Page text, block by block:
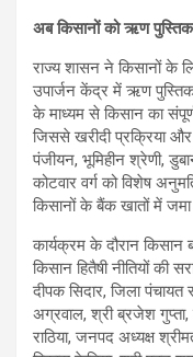
अब किसानों को ऋण
राज्य शासन ने किसानों के
उपार्जन केंद्र में ऋण
के माध्यम से किसान का
जिससे खरीदी प्रक्रिया और
पंजीयन, भूमिहीन श्रेणी,
कोटवार वर्ग को विशेष
किसानों के बैंक खातों में जमा
कार्यक्रम के दौरान
किसान हितैषी नीतियों की
दीपक सिदार, जिला
अग्रवाल, श्री ब्रजेश गुप्ता,
राठिया, जनपद अध्यक्ष